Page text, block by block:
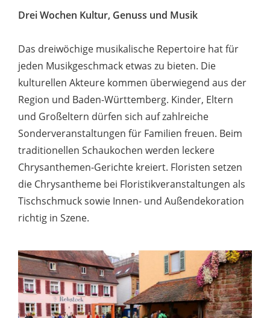
Drei Wochen Kultur, Genuss und Musik
Das dreiwöchige musikalische Repertoire hat für
jeden Musikgeschmack etwas zu bieten. Die
kulturellen Akteure kommen überwiegend aus der
Region und Baden-Württemberg. Kinder, Eltern
und Großeltern dürfen sich auf zahlreiche
Sonderveranstaltungen für Familien freuen. Beim
traditionellen Schaukochen werden leckere
Chrysanthemen-Gerichte kreiert. Floristen setzen
die Chrysantheme bei Floristikveranstaltungen als
Tischschmuck sowie Innen- und Außendekoration
richtig in Szene.